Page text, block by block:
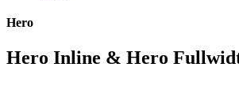
Hero
Hero Inline & Hero